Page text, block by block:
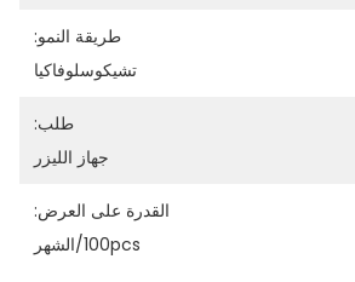
طريقة النمو:
تشيكوسلوفاكيا
طلب:
جهاز الليزر
القدرة على العرض:
100pcs/الشهر